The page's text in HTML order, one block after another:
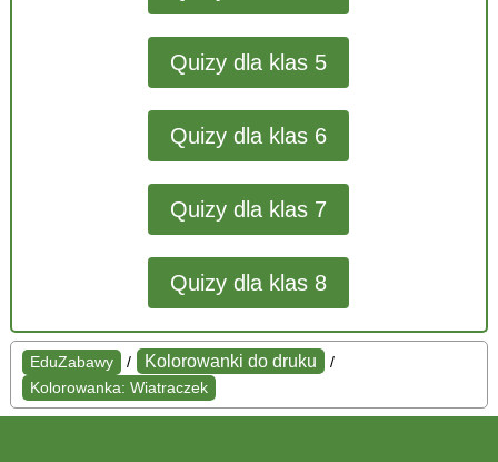
Quizy dla klas 5
Quizy dla klas 6
Quizy dla klas 7
Quizy dla klas 8
EduZabawy / Kolorowanki do druku
/
Kolorowanka: Wiatraczek